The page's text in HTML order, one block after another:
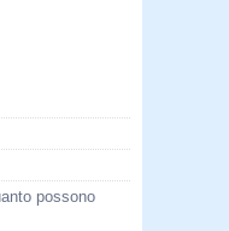
possono